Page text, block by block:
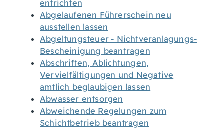
entrichten
Abgelaufenen Führerschein neu
ausstellen lassen
Abgeltungsteuer - Nichtveranlagungs-
Bescheinigung beantragen
Abschriften, Ablichtungen,
Vervielfältigungen und Negative
amtlich beglaubigen lassen
Abwasser entsorgen
Abweichende Regelungen zum
Schichtbetrieb beantragen